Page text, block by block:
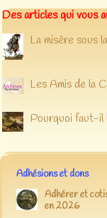
Des articles qui vous
La misère sous
Les Amis de la
Pourquoi faut-il
Adhésions et dons
Adhérer et
en 2026